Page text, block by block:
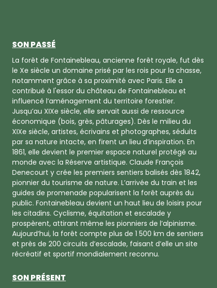
SON PASSÉ
La forêt de Fontainebleau, ancienne forêt royale, fut dès
le Xe siècle un domaine prisé par les rois pour la chasse,
notamment grâce à sa proximité avec Paris. Elle a
contribué à l'essor du château de Fontainebleau et
influencé l’aménagement du territoire forestier.
Jusqu’au XIXe siècle, elle servait aussi de ressource
économique (bois, grès, pâturages). Dès le milieu du
XIXe siècle, artistes, écrivains et photographes, séduits
par sa nature intacte, en firent un lieu d’inspiration. En
1861, elle devient le premier espace naturel protégé au
monde avec la Réserve artistique. Claude François
Denecourt y crée les premiers sentiers balisés dès 1842,
pionnier du tourisme de nature. L’arrivée du train et les
guides de promenade popularisent la forêt auprès du
public. Fontainebleau devient un haut lieu de loisirs pour
les citadins. Cyclisme, équitation et escalade y
prospèrent, attirant même les pionniers de l’alpinisme.
Aujourd’hui, la forêt compte plus de 1 500 km de sentiers
et près de 200 circuits d’escalade, faisant d’elle un site
récréatif et sportif mondialement reconnu.
SON PRÉSENT